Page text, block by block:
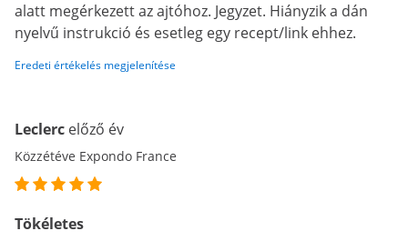
alatt megérkezett az ajtóhoz. Jegyzet. Hiányzik a dán
nyelvű instrukció és esetleg egy recept/link ehhez.
Eredeti értékelés megjelenítése
Leclerc előző év
Közzétéve Expondo France
Tökéletes